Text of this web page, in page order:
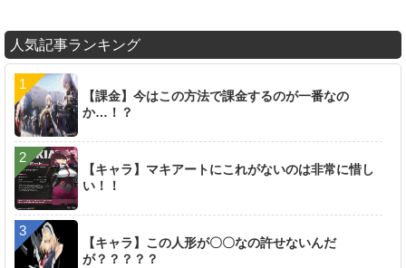
人気記事ランキング
【課金】今はこの方法で課金するのが一番なの
か…！？
【キャラ】マキアートにこれがないのは非常に惜し
い！！
【キャラ】この人形が〇〇なの許せないんだ
が？？？？？